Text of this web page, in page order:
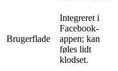
Brugerflade
Integreret i
Facebook-
appen; kan
føles lidt
klodset.